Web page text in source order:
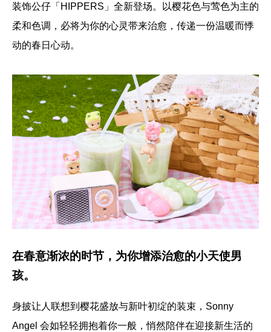
装饰公仔「HIPPERS」全新登场。以樱花色与莺色为主的
柔和色调，必将为你的心灵带来治愈，传递一份温暖而悸
动的春日心动。
在春意渐浓的时节，为你增添治愈的小天使男
孩。
身披让人联想到樱花盛放与新叶初绽的装束，Sonny
Angel 会如轻轻拥抱着你一般，悄然陪伴在迎接新生活的